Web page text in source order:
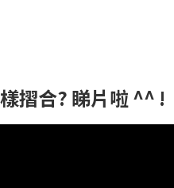
摺合? 睇片啦 ^^ !